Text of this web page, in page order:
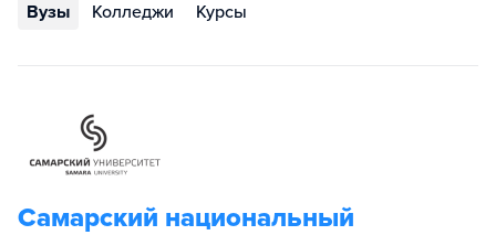
Вузы Колледжи Курсы
Самарский национальный